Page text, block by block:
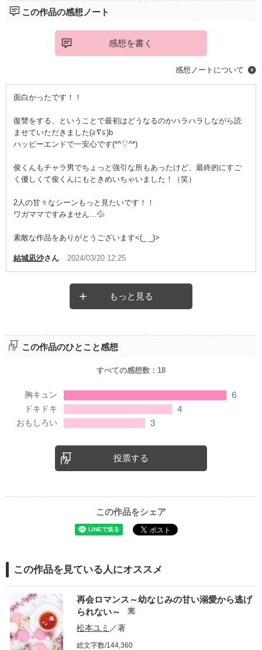
この作品の感想ノート
感想を書く
感想ノートについて
面白かったです！！
復讐をする、ということで最初はどうなるのかハラハラしながら読
ませていただきました(≧∇≦)b
ハッピーエンドで一安心です(*^▽^*)
俊くんもチャラ男でちょっと強引な所もあったけど、最終的にすご
く優しくて俊くんにもときめいちゃいました！（笑）
2人の甘々なシーンもっと見たいです！！
ワガママですみません…💦
素敵な作品をありがとうございます<(_ _)>
結城凪沙さん 2024/03/20 12:25
もっと見る
この作品のひとこと感想
すべての感想数： 18
投票する
この作品をシェア
この作品を見ている人にオススメ
再会ロマンス～幼なじみの甘い溺愛から逃げ
られない～
完
松本ユミ ／著
総文字数/144,360